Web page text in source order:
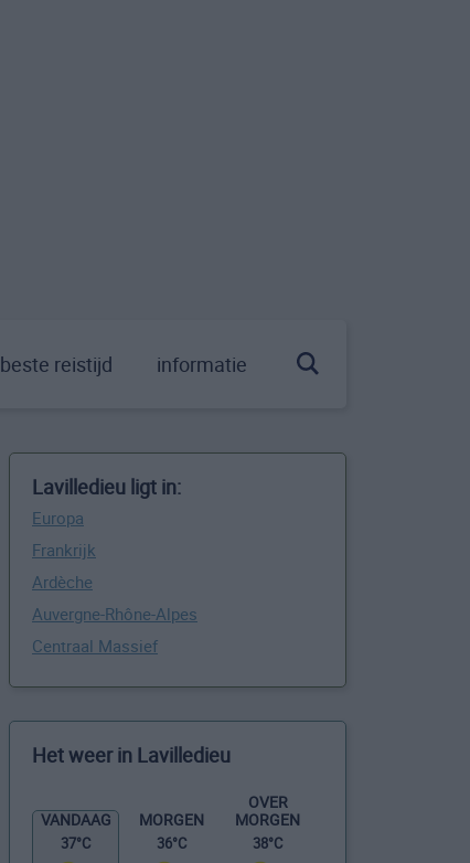
beste reistijd informatie
Lavilledieu ligt in:
Europa
Frankrijk
Ardèche
Auvergne-Rhône-Alpes
Centraal Massief
Het weer in Lavilledieu
VANDAAG
37°C
MORGEN
36°C
OVER
MORGEN
38°C